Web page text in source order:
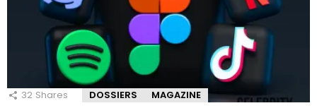
32 Shares DOSSIERS MAGAZINE